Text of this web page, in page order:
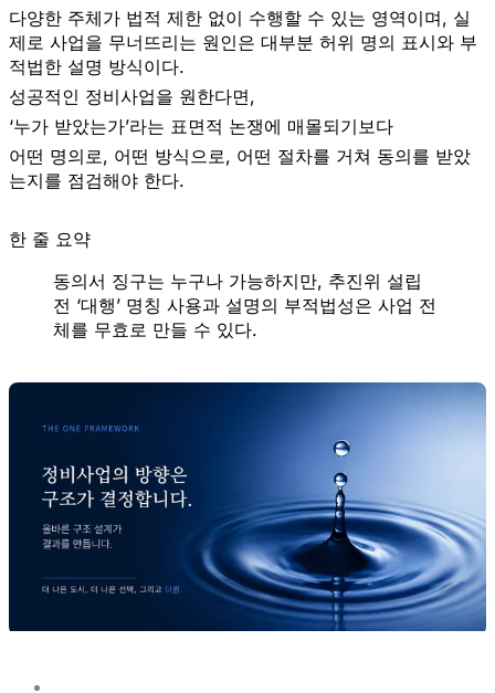
다양한 주체가 법적 제한 없이 수행할 수 있는 영역이며, 실
제로 사업을 무너뜨리는 원인은 대부분 허위 명의 표시와 부
적법한 설명 방식이다.
성공적인 정비사업을 원한다면,
‘누가 받았는가’라는 표면적 논쟁에 매몰되기보다
어떤 명의로, 어떤 방식으로, 어떤 절차를 거쳐 동의를 받았
는지를 점검해야 한다.
한 줄 요약
동의서 징구는 누구나 가능하지만, 추진위 설립
전 ‘대행’ 명칭 사용과 설명의 부적법성은 사업 전
체를 무효로 만들 수 있다.